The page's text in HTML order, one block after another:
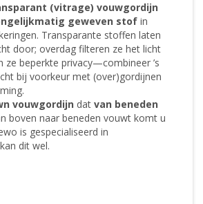
(vitrage) vouwgordijn
geweven stof in
Transparante stoffen laten
door; overdag filteren ze het licht
ze beperkte privacy—combineer ’s
bij voorkeur met (over)gordijnen
vouwgordijn dat van beneden
boven naar beneden vouwt komt u
is gespecialiseerd in
dit wel.